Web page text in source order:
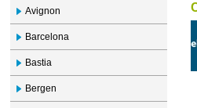
Avignon
Barcelona
Bastia
Bergen